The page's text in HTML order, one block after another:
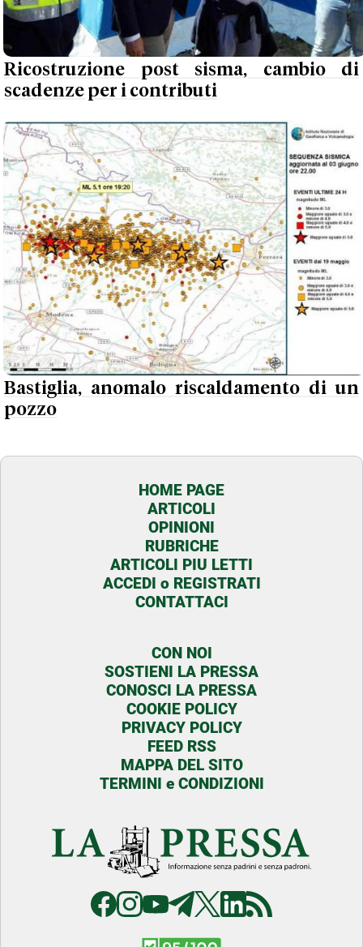
Ricostruzione post sisma, cambio di
scadenze per i contributi
Bastiglia, anomalo riscaldamento di un
pozzo
HOME PAGE
ARTICOLI
OPINIONI
RUBRICHE
ARTICOLI PIU LETTI
ACCEDI o REGISTRATI
CONTATTACI
CON NOI
SOSTIENI LA PRESSA
CONOSCI LA PRESSA
COOKIE POLICY
PRIVACY POLICY
FEED RSS
MAPPA DEL SITO
TERMINI e CONDIZIONI